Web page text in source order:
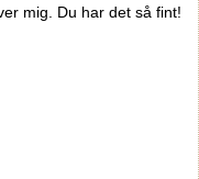
mig. Du har det så fint!